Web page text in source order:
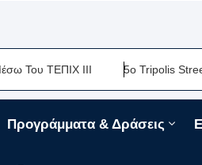
ΙΙΙ 5ο Tripolis Street Food
Προγράμματα & Δράσεις
EN